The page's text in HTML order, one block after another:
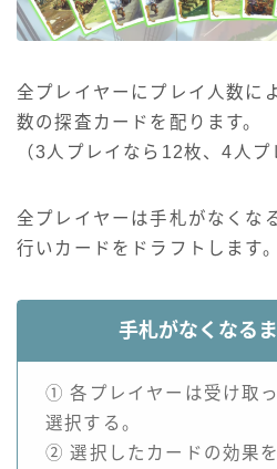
全プレイヤーにプレイ人数に
数の探査カードを配ります。
（3人プレイなら12枚、4人プ
全プレイヤーは手札がなく
行いカードをドラフトします。
手札がなくなる
① 各プレイヤーは受け取
選択する。
② 選択したカードの効果を